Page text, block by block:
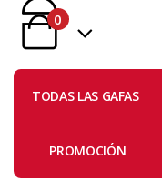
0
TODAS LAS GAFAS
PROMOCIÓN